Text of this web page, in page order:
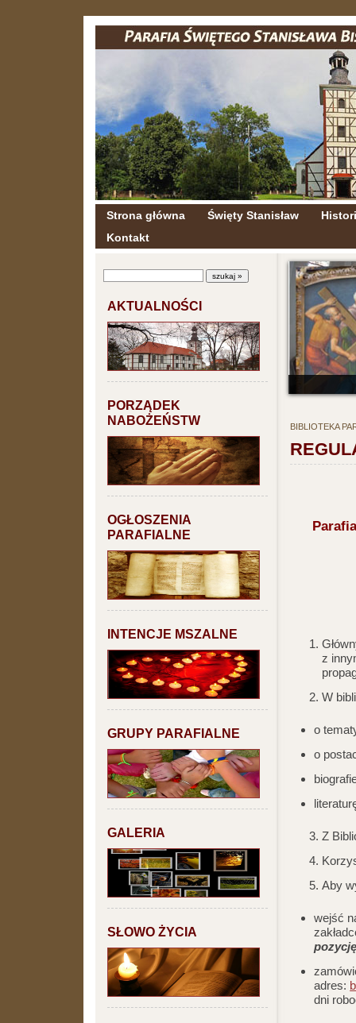
Strona główna Święty Stanisław
Kontakt
AKTUALNOŚCI
PORZĄDEK
NABOŻEŃSTW
OGŁOSZENIA
PARAFIALNE
INTENCJE MSZALNE
GRUPY PARAFIALNE
GALERIA
SŁOWO ŻYCIA
BIBLIOTEKA
z
W
o
o
Z
Aby
wejść
adres:
dni